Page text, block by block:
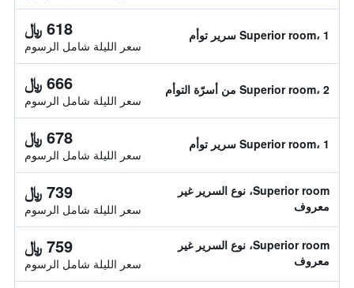
Superior room، 1 سرير توأم 618 ﷼
سعر الليلة شامل الرسوم
Superior room، 2 من أسرّة التوأم 666 ﷼
سعر الليلة شامل الرسوم
Superior room، 1 سرير توأم 678 ﷼
سعر الليلة شامل الرسوم
Superior room، نوع السرير غير
معروف
739 ﷼
سعر الليلة شامل الرسوم
Superior room، نوع السرير غير
معروف
759 ﷼
سعر الليلة شامل الرسوم